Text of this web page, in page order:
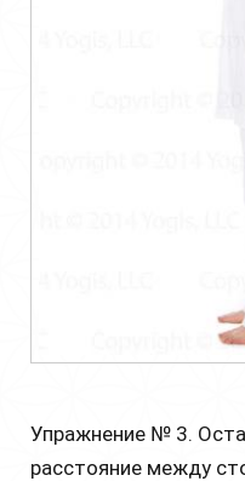
Упражнение № 3.
расстояние между